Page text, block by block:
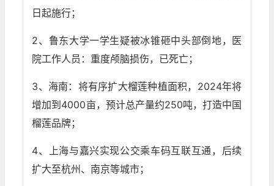
日起施行；
2、鲁东大学一学生疑被冰锥砸中头部倒地，医
院工作人员：重度颅脑损伤，已死亡；
3、海南：将有序扩大榴莲种植面积，2024年将
增加到4000亩，预计总产量约250吨，打造中国
榴莲品牌；
4、上海与嘉兴实现公交乘车码互联互通，后续
扩大至杭州、南京等城市；